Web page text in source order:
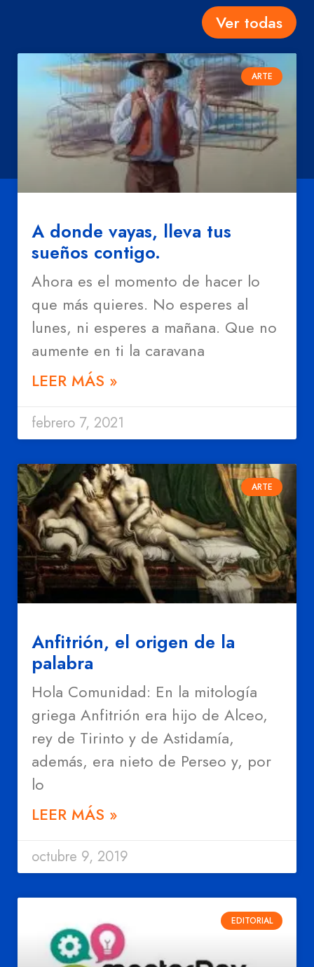
Ver todas
ARTE
A donde vayas, lleva tus
sueños contigo.
Ahora es el momento de hacer lo
que más quieres. No esperes al
lunes, ni esperes a mañana. Que no
aumente en ti la caravana
LEER MÁS »
febrero 7, 2021
ARTE
Anfitrión, el origen de la
palabra
Hola Comunidad: En la mitología
griega Anfitrión era hijo de Alceo,
rey de Tirinto y de Astidamía,
además, era nieto de Perseo y, por
lo
LEER MÁS »
octubre 9, 2019
EDITORIAL